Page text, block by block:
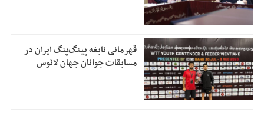
قهرمانی نابغه پینگ‌پنگ ایران در
مسابقات جوانان جهان لائوس